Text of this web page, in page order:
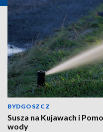
BYDGOSZCZ
Susza na Kujawach i
wody